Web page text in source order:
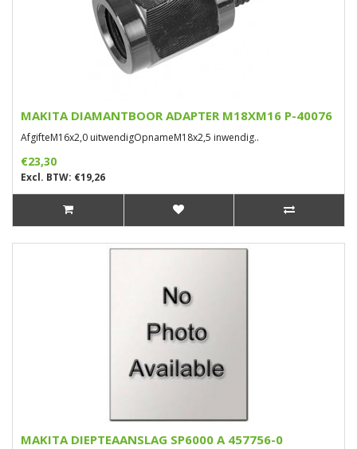
MAKITA DIAMANTBOOR ADAPTER M18XM16 P-40076
AfgifteM16x2,0 uitwendigOpnameM18x2,5 inwendig..
€23,30
Excl. BTW: €19,26
MAKITA DIEPTEAANSLAG SP6000 A 457756-0